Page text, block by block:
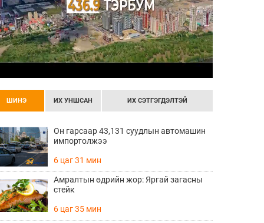
ШИНЭ ИХ УНШСАН ИХ СЭТГЭГДЭЛТЭЙ
Он гарсаар 43,131 суудлын автомашин
импортолжээ
6 цаг 31 мин
Амралтын өдрийн жор: Яргай загасны
стейк
6 цаг 35 мин